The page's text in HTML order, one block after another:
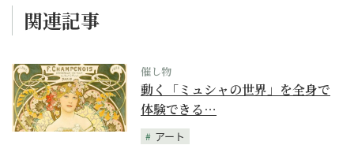
関連記事
催し物
動く「ミュシャの世界」を全身で
体験できる…
アート